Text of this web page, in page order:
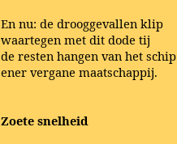
En nu: de drooggevallen klip
waartegen met dit dode tij
de resten hangen van het schip
ener vergane maatschappij.
Zoete snelheid